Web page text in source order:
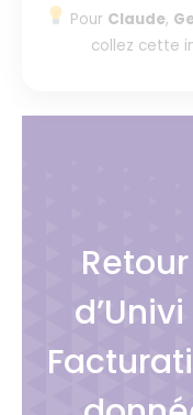
Pour Claude,
collez cette